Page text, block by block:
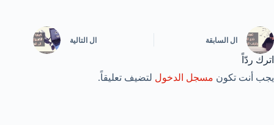
ال السابقة ال التالية
اترك ردّاً
يجب أنت تكون مسجل الدخول لتضيف تعليقاً.